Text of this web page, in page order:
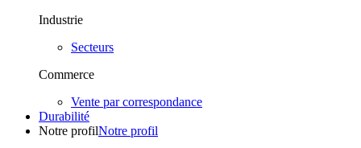
Industrie
Secteurs
Commerce
Vente par correspondance
Durabilité
Notre profilNotre profil